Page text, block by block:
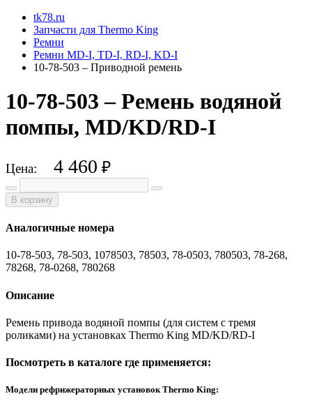
tk78.ru
Запчасти для Thermo King
Ремни
Ремни MD-I, TD-I, RD-I, KD-I
10-78-503 – Приводной ремень
10-78-503 – Ремень водяной
помпы, MD/KD/RD-I
Цена: 4 460 ₽
В корзину
Аналогичные номера
10-78-503, 78-503, 1078503, 78503, 78-0503, 780503, 78-268,
78268, 78-0268, 780268
Описание
Ремень привода водяной помпы (для систем с тремя
роликами) на установках Thermo King MD/KD/RD-I
Посмотреть в каталоге где применяется:
Модели рефрижераторных установок Thermo King: